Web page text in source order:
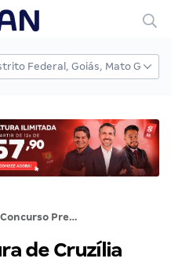
Concurso Prefeitura de Cruzília MG: saiu edital! Mais de 45 vagas!
de Cruzília